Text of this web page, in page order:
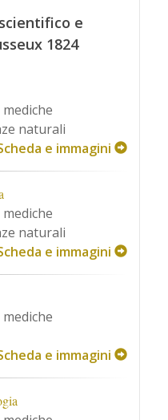
e
1824
mediche
naturali
e immagini
mediche
naturali
e immagini
mediche
e immagini